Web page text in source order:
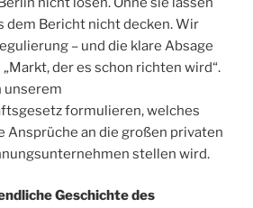
dem Bericht nicht decken. Wir
– und die klare Absage
der es schon richten wird“.
unserem
formulieren, welches
Ansprüche an die großen privaten
stellen wird.
Geschichte des